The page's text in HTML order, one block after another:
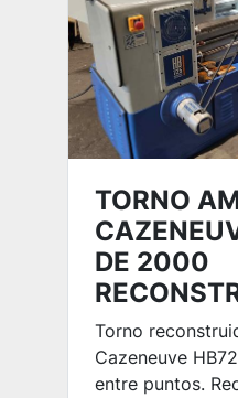
TORNO
DE 2000
Torno
Cazeneuve
entre puntos.